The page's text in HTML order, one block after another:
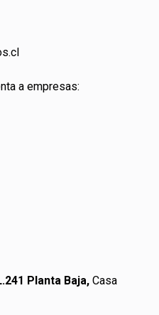
a empresas:
Planta Baja, Casa